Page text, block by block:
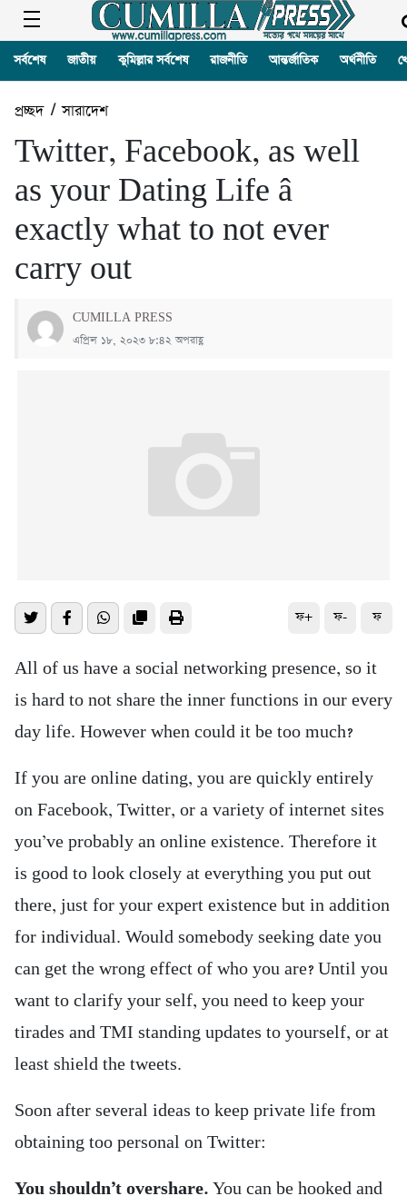
সর্বশেষ জাতীয় কুমিল্লার সর্বশেষ রাজনীতি আন্তর্জাতিক অর্থনীতি
প্রচ্ছদ/সারাদেশ
Twitter, Facebook, as well
as your Dating Life â
exactly what to not ever
carry out
CUMILLA PRESS
এপ্রিল ১৮, ২০২৩ ৮:৪২ অপরাহ্ণ
ফ+ ফ- ফ
All of us have a social networking presence, so it
is hard to not share the inner functions in our every
day life. However when could it be too much?
If you are online dating, you are quickly entirely
on Facebook, Twitter, or a variety of internet sites
you’ve probably an online existence. Therefore it
is good to look closely at everything you put out
there, just for your expert existence but in addition
for individual. Would somebody seeking date you
can get the wrong effect of who you are? Until you
want to clarify your self, you need to keep your
tirades and TMI standing updates to yourself, or at
least shield the tweets.
Soon after several ideas to keep private life from
obtaining too personal on Twitter:
You shouldn’t overshare. You can be hooked and